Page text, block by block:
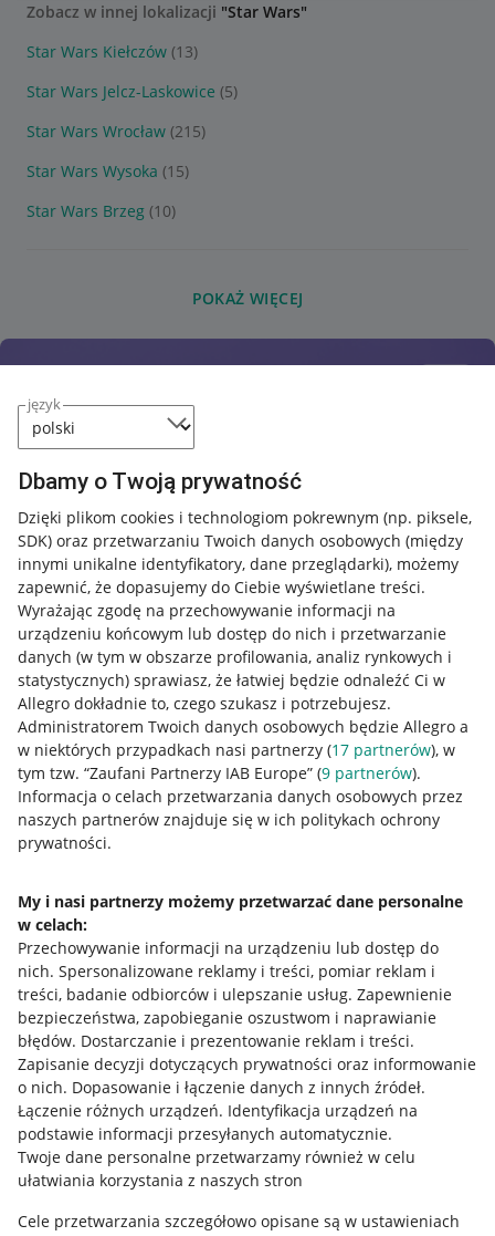
język
Dbamy o Twoją prywatność
Dzięki plikom cookies i technologiom pokrewnym (np. piksele,
SDK) oraz przetwarzaniu Twoich danych osobowych (między
innymi unikalne identyfikatory, dane przeglądarki), możemy
zapewnić, że dopasujemy do Ciebie wyświetlane treści.
Wyrażając zgodę na przechowywanie informacji na
urządzeniu końcowym lub dostęp do nich i przetwarzanie
danych (w tym w obszarze profilowania, analiz rynkowych i
statystycznych) sprawiasz, że łatwiej będzie odnaleźć Ci w
Allegro dokładnie to, czego szukasz i potrzebujesz.
Administratorem Twoich danych osobowych będzie Allegro a
w niektórych przypadkach nasi partnerzy (17 partnerów), w
tym tzw. “Zaufani Partnerzy IAB Europe” (9 partnerów).
Informacja o celach przetwarzania danych osobowych przez
naszych partnerów znajduje się w ich politykach ochrony
prywatności.
My i nasi partnerzy możemy przetwarzać dane personalne
w celach:
Przechowywanie informacji na urządzeniu lub dostęp do
nich. Spersonalizowane reklamy i treści, pomiar reklam i
treści, badanie odbiorców i ulepszanie usług. Zapewnienie
bezpieczeństwa, zapobieganie oszustwom i naprawianie
błędów. Dostarczanie i prezentowanie reklam i treści.
Zapisanie decyzji dotyczących prywatności oraz informowanie
o nich. Dopasowanie i łączenie danych z innych źródeł.
Łączenie różnych urządzeń. Identyfikacja urządzeń na
podstawie informacji przesyłanych automatycznie.
Twoje dane personalne przetwarzamy również w celu
ułatwiania korzystania z naszych stron
Cele przetwarzania szczegółowo opisane są w ustawieniach
Zobacz w innej lokalizacji "Star Wars"
Star Wars Kiełczów (13)
Star Wars Jelcz-Laskowice (5)
Star Wars Wrocław (215)
Star Wars Wysoka (15)
Star Wars Brzeg (10)
POKAŻ WIĘCEJ
Przydatne informacje
Jak to działa
Allegro Gadane dla sprzedających
Allegro Gadane dla kupujących
Mapa miejscowości
Informacje prawne
Regulamin
Polityka plików "cookies"
Ustawienia plików "cookies"
Udostępnianie lokalizacji